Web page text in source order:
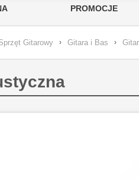
PROMOCJE
Gitarowy › Gitara i Bas ›